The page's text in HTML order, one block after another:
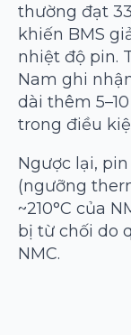
thường đạt
khiến BMS
nhiệt độ pin.
Nam ghi
dài thêm
trong điều
Ngược lại,
(ngưỡng
~210°C của
bị từ chối do
NMC.